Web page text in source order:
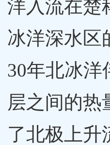
洋入流在楚
冰洋深水区
30年北冰
层之间的热
了北极上升